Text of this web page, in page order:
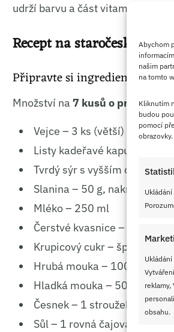
Abychom
našim
na tomto
Kliknutím
budou
pomocí
obrazovky.
obsahu.
udrží barvu a část vitamínů tak
Recept na staročeské
Připravte si ingredience
Množství na 7 kusů o průměru
Vejce – 3 ks (větší)
Listy kadeřavé kapusty
Tvrdý sýr s vyšším obsahem
Slanina – 50 g, nakrájená
Mléko – 250 ml
Čerstvé kvasnice – 8 g
Krupicový cukr – špetka (pro
Hrubá mouka – 100 g
Hladká mouka – 50 g
Česnek – 1 stroužek,
Sůl – 1 rovná čajová lžička